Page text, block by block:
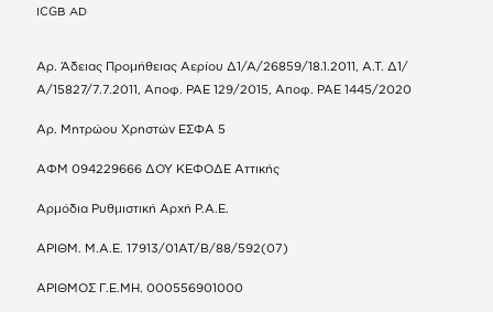
ICGB AD
Αρ. Άδειας Προμήθειας Αερίου Δ1/Α/26859/18.1.2011, Α.Τ. Δ1/
Α/15827/7.7.2011, Αποφ. ΡΑΕ 129/2015, Αποφ. ΡΑΕ 1445/2020
Αρ. Μητρώου Χρηστών ΕΣΦΑ 5
ΑΦΜ 094229666 ΔΟΥ ΚΕΦΟΔΕ Αττικής
Αρμόδια Ρυθμιστική Αρχή Ρ.Α.Ε.
ΑΡΙΘΜ. Μ.Α.Ε. 17913/01ΑΤ/Β/88/592(07)
ΑΡΙΘΜΟΣ Γ.Ε.ΜΗ. 000556901000